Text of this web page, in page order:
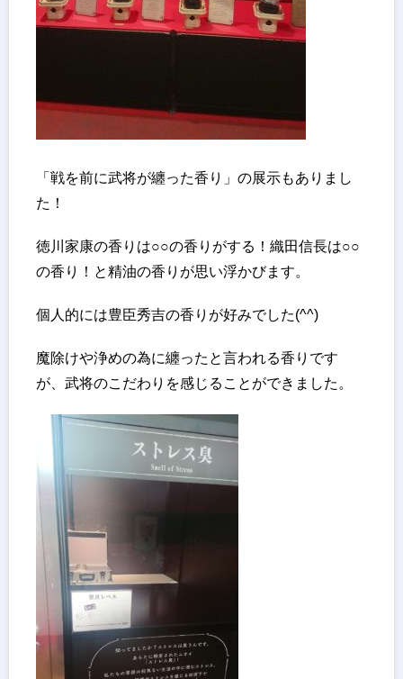
「戦を前に武将が纏った香り」の展示もありまし
た！
徳川家康の香りは○○の香りがする！織田信長は○○
の香り！と精油の香りが思い浮かびます。
個人的には豊臣秀吉の香りが好みでした(^^)
魔除けや浄めの為に纏ったと言われる香りです
が、武将のこだわりを感じることができました。